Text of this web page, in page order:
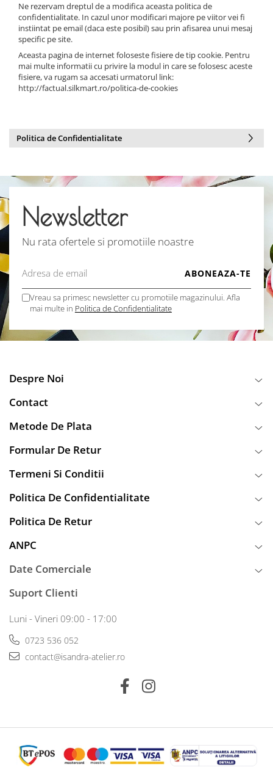
Ne rezervam dreptul de a modifica aceasta politica de
confidentialitate. In cazul unor modificari majore pe viitor vei fi
instiintat pe email (daca este posibil) sau prin afisarea unui mesaj
specific pe site.
Aceasta pagina de internet foloseste fisiere de tip cookie. Pentru
mai multe informatii cu privire la modul in care se folosesc aceste
fisiere, va rugam sa accesati urmatorul link:
http://factual.silkmart.ro/politica-de-cookies
Politica de Confidentialitate
Newsletter
Nu rata ofertele si promotiile noastre
Vreau sa primesc newsletter cu promotiile magazinului. Afla
mai multe in Politica de Confidentialitate
Despre Noi
Contact
Metode De Plata
Formular De Retur
Termeni Si Conditii
Politica De Confidentialitate
Politica De Retur
ANPC
Date Comerciale
Suport Clienti
Luni - Vineri 09:00 - 17:00
0723 536 052
contact@isandra-atelier.ro